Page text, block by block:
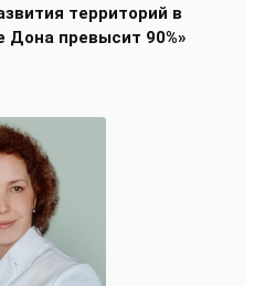
территорий в
превысит 90%»